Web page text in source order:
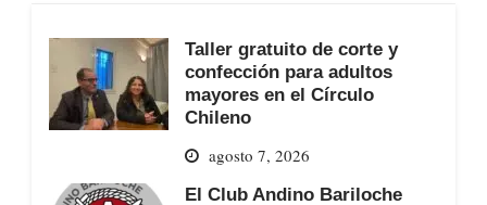
Taller gratuito de corte y
confección para adultos
mayores en el Círculo
Chileno
agosto 7, 2026
El Club Andino Bariloche